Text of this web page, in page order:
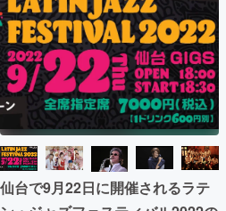
アート・写真
テクノロジー・ガジェッ
映像・映画
ビジネス・起業
仙台で9月22日に開催されるラテ